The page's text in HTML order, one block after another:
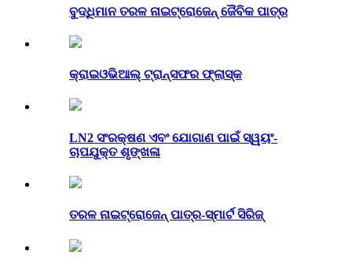
ବୁଦ୍ଧିମାନ ତରଳ ନାଇଟ୍ରୋଜେନ୍ ଜୈବିକ ପାତ୍ର
କ୍ରାଇଓଭିଆଲ୍ ଟ୍ରାନ୍ସଫର ଫ୍ଲାସ୍କ
LN2 ସଂରକ୍ଷଣ ଏବଂ ଯୋଗାଣ ପାଇଁ ସ୍ୱୟଂ-
ଚାପଯୁକ୍ତ ଶୃଙ୍ଖଳା
ତରଳ ନାଇଟ୍ରୋଜେନ୍ ପାତ୍ର-ସ୍ମାର୍ଟ ସିରିଜ୍